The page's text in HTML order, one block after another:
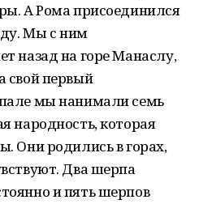
А Рома присоединился
Мы с ним
назад на горе Манаслу,
свой первый
мы нанимали семь
народность, которая
Они родились в горах,
Два шерпа
и пять шерпов